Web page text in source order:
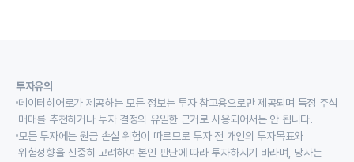
투자유의
데이터히어로가 제공하는 모든 정보는 투자 참고용으로만 제공되며 특정 주식
매매를 추천하거나 투자 결정의 유일한 근거로 사용되어서는 안 됩니다.
모든 투자에는 원금 손실 위험이 따르므로 투자 전 개인의 투자목표와
위험성향을 신중히 고려하여 본인 판단에 따라 투자하시기 바라며, 당사는